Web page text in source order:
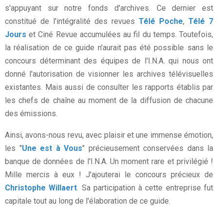
s'appuyant sur notre fonds d'archives. Ce dernier est
constitué de l'intégralité des revues Télé Poche, Télé 7
Jours et Ciné Revue accumulées au fil du temps. Toutefois,
la réalisation de ce guide n'aurait pas été possible sans le
concours déterminant des équipes de l'I.N.A. qui nous ont
donné l'autorisation de visionner les archives télévisuelles
existantes. Mais aussi de consulter les rapports établis par
les chefs de chaîne au moment de la diffusion de chacune
des émissions.
Ainsi, avons-nous revu, avec plaisir et une immense émotion,
les "Une est à Vous" précieusement conservées dans la
banque de données de l'I.N.A. Un moment rare et privilégié !
Mille mercis à eux ! J'ajouterai le concours précieux de
Christophe Willaert . Sa participation à cette entreprise fut
capitale tout au long de l'élaboration de ce guide.